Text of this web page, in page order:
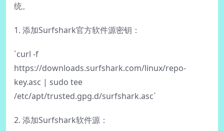
统。
1. 添加Surfshark官方软件源密钥：
`curl -f
https://downloads.surfshark.com/linux/repo-
key.asc | sudo tee
/etc/apt/trusted.gpg.d/surfshark.asc`
2. 添加Surfshark软件源：